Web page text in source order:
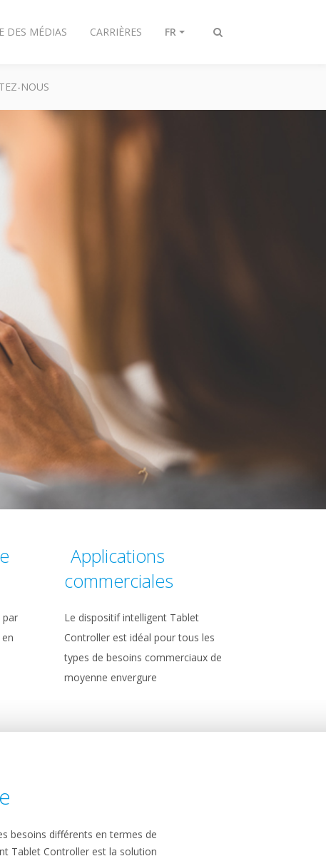
Afficher/masquer
DES MÉDIAS CARRIÈRES FR
NOUS
par
Applications
commerciales
Le dispositif intelligent Tablet
Controller est idéal pour tous les
types de besoins commerciaux de
moyenne envergure
besoins différents en termes de
Tablet Controller est la solution